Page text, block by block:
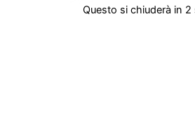
Questo si chiuderà in 2